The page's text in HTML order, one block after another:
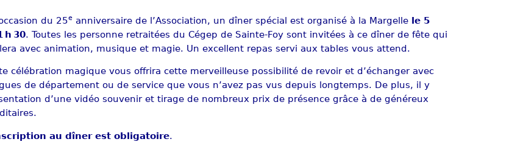
du 25eanniversaire de l’Association, un dîner spécial est organisé à la Margelle le 5
h 30. Toutes les personne retraitées du Cégep de Sainte-Foy sont invitées à ce dîner de fête qui
avec animation, musique et magie. Un excellent repas servi aux tables vous attend.
célébration magique vous offrira cette merveilleuse possibilité de revoir et d’échanger avec
de département ou de service que vous n’avez pas vus depuis longtemps. De plus, il y
d’une vidéo souvenir et tirage de nombreux prix de présence grâce à de généreux
au dîner est obligatoire.